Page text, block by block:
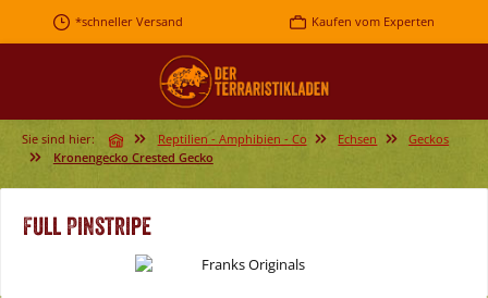
Zum Hauptinhalt springen
*schneller Versand Kaufen vom Experten
Sie sind hier: Reptilien - Amphibien - Co Echsen
Geckos
Kronengecko Crested Gecko
Full Pinstripe